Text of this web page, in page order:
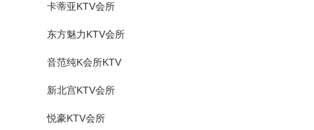
卡蒂亚KTV会所
东方魅力KTV会所
音范纯K会所KTV
新北宫KTV会所
悦豪KTV会所